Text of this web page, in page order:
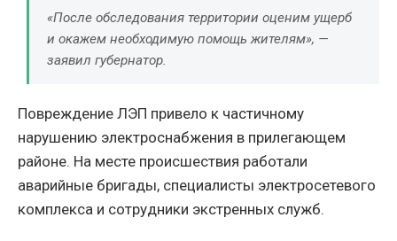
«После обследования территории оценим ущерб
и окажем необходимую помощь жителям», —
заявил губернатор.
Повреждение ЛЭП привело к частичному
нарушению электроснабжения в прилегающем
районе. На месте происшествия работали
аварийные бригады, специалисты электросетевого
комплекса и сотрудники экстренных служб.